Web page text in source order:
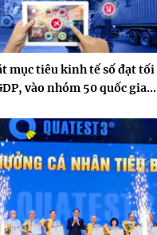
mục tiêu kinh tế số đạt tối
vào nhóm 50 quốc gia...